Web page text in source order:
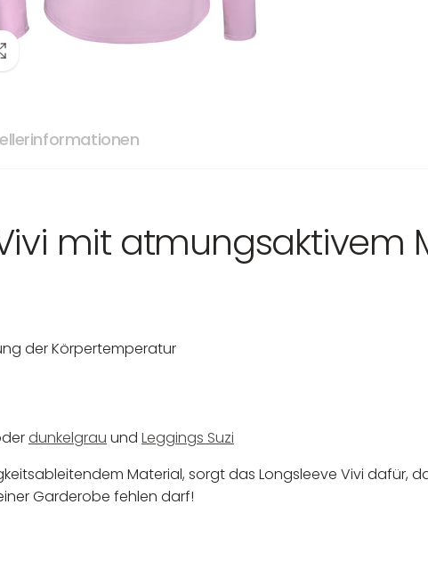
mit atmungsaktivem
der Körpertemperatur
dunkelgrau und Leggings Suzi
Material, sorgt das Longsleeve Vivi dafür,
Garderobe fehlen darf!